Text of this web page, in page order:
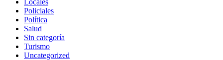
Locales
Policiales
Política
Salud
Sin categoría
Turismo
Uncategorized